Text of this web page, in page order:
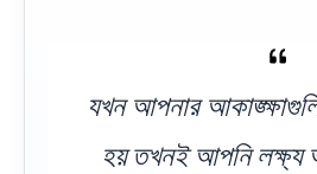
যখন আপনার
হয় তখনই আপনি লক্ষ্য